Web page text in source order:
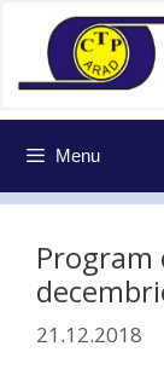
conținut
Menu
Program
21.12.2018